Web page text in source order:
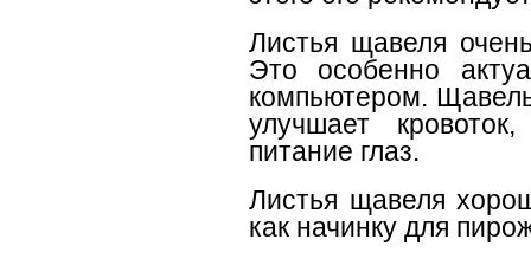
Листья щавеля
Это особенно
компьютером.
улучшает
питание глаз.
Листья щавеля
как начинку для